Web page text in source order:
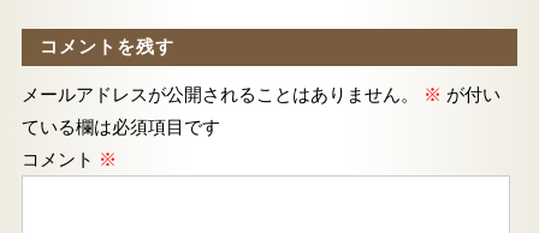
コメントを残す
メールアドレスが公開されることはありません。 ※ が付い
ている欄は必須項目です
コメント ※